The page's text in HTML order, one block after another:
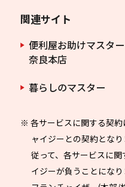
関連サイト
便利屋お助けマスター
奈良本店
暮らしのマスター
※ 各サービスに関する契
ャイジーとの契約となり
従って、各サービスに
イジーが負うことになり